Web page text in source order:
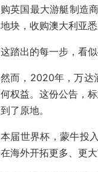
购英国最大游艇制造
地块，收购澳大利亚
这踏出的每一步，看似
然而，2020年，万达
何权益。这份公告，
到了原地。
本届世界杯，蒙牛投
在海外开拓更多、更